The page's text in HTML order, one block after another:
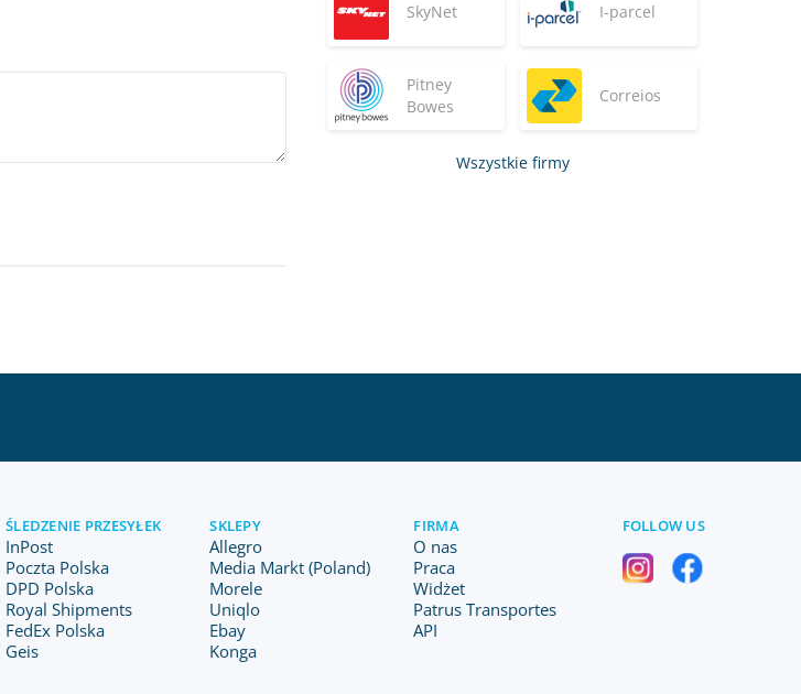
SkyNet I-parcel
Pitney
Bowes
Correios
Wszystkie firmy
ŚLEDZENIE PRZESYŁEK
InPost
Poczta Polska
DPD Polska
Royal Shipments
FedEx Polska
Geis
SKLEPY
Allegro
Media Markt (Poland)
Morele
Uniqlo
Ebay
Konga
FIRMA
O nas
Praca
Widżet
Patrus Transportes
API
FOLLOW US